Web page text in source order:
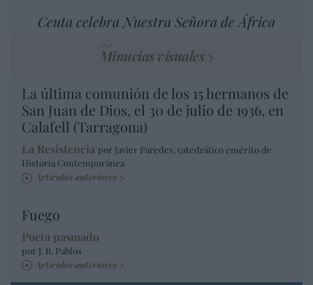
Ceuta celebra Nuestra Señora de África
Minucias visuales
La última comunión de los 15 hermanos de
San Juan de Dios, el 30 de julio de 1936, en
Calafell (Tarragona)
La Resistencia por Javier Paredes, catedrático emérito de
Historia Contemporánea
Artículos anteriores
Fuego
Poeta pasmado
por J. R. Pablos
Artículos anteriores